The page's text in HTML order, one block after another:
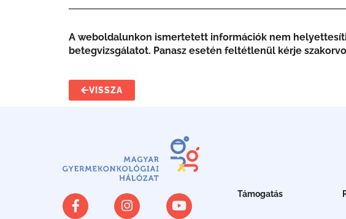
A weboldalunkon ismertetett információk nem
betegvizsgálatot. Panasz esetén feltétlenül kérje
VISSZA
Támogatás